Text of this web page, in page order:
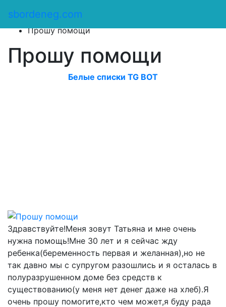
sbordeneg.com
Оказать помощь
Прошу помощи
Прошу помощи
Белые списки TG BOT
Здравствуйте!Меня зовут Татьяна и мне очень
нужна помощь!Мне 30 лет и я сейчас жду
ребенка(беременность первая и желанная),но не
так давно мы с супругом разошлись и я осталась в
полуразрушенном доме без средств к
существованию(у меня нет денег даже на хлеб).Я
очень прошу помогите,кто чем может,я буду рада